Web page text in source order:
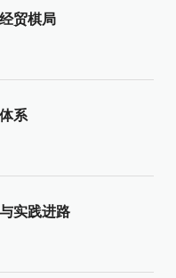
贸棋局
系
实践进路